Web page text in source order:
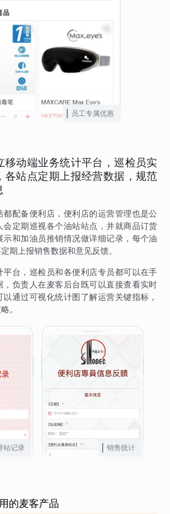
员工专属优惠
移动端业务统计平台，巡检员实
各站点定期上报经营数据，规范
都配备便利店，便利店的运营管理也是公
会定期巡视各个油站站点，并就商品订货
和加油员推销情况做详细记录，每个油
期上报销售数据和意见反馈。
平台，巡检员和各便利店专员都可以在手
，负责人在麦客后台既可以直接查看实时
通过可视化统计图了解运营关键指标，
。
站记录 销售统计
的麦客产品